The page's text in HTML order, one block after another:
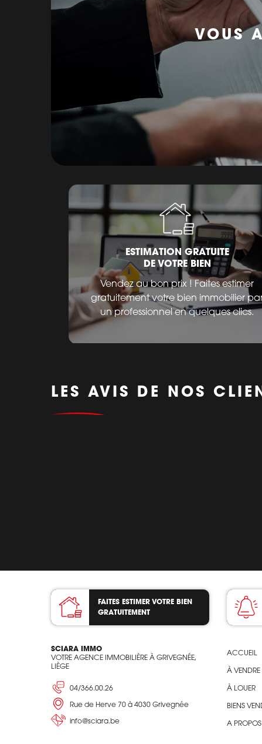
VOUS
ESTIMATION GRATUITE
DE VOTRE BIEN
Vendez au bon prix ! Faites estimer
gratuitement votre bien immobilier
un professionnel en quelques clics.
LES AVIS DE NOS
FAITES ESTIMER VOTRE BIEN
GRATUITEMENT
SCIARA IMMO
VOTRE AGENCE IMMOBILIÈRE À GRIVEGNÉE,
LIÈGE
04/366.00.26
Rue de Herve 70 à 4030 Grivegnée
info@sciara.be
ACCUEIL
À VENDRE
À LOUER
BIENS
A PROPOS